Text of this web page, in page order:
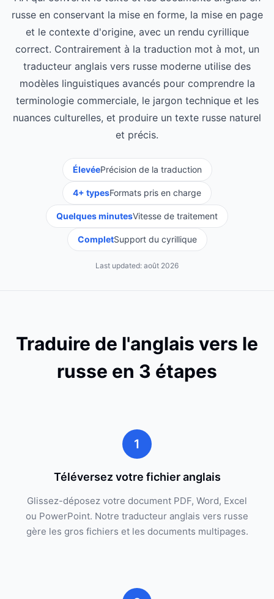
russe en conservant la mise en forme, la mise en page
et le contexte d'origine, avec un rendu cyrillique
correct. Contrairement à la traduction mot à mot, un
traducteur anglais vers russe moderne utilise des
modèles linguistiques avancés pour comprendre la
terminologie commerciale, le jargon technique et les
nuances culturelles, et produire un texte russe naturel
et précis.
ÉlevéePrécision de la traduction
4+ typesFormats pris en charge
Quelques minutesVitesse de traitement
CompletSupport du cyrillique
Last updated: août 2026
Traduire de l'anglais vers le
russe en 3 étapes
1
Téléversez votre fichier anglais
Glissez-déposez votre document PDF, Word, Excel
ou PowerPoint. Notre traducteur anglais vers russe
gère les gros fichiers et les documents multipages.